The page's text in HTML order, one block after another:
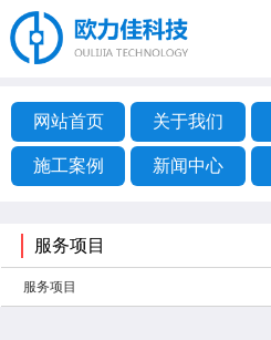
网站首页 关于我们
施工案例 新闻中心
服务项目
服务项目